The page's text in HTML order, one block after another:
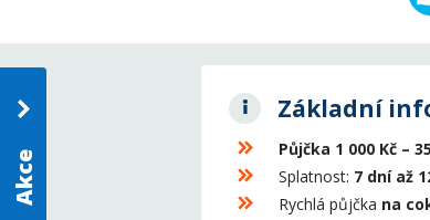
Akce
Základní
Půjčka 1 000 Kč –
Splatnost: 7 dní až
Rychlá půjčka na